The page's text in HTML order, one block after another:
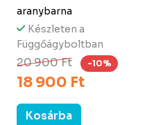
aranybarna
Készleten a
Függőágyboltban
20 900 Ft -10%
18 900 Ft
Kosárba